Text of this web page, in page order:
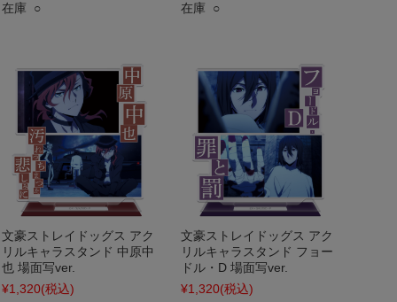
在庫 ○
在庫 ○
文豪ストレイドッグス アク
リルキャラスタンド 中原中
也 場面写ver.
¥1,320(税込)
文豪ストレイドッグス アク
リルキャラスタンド フョー
ドル・D 場面写ver.
¥1,320(税込)